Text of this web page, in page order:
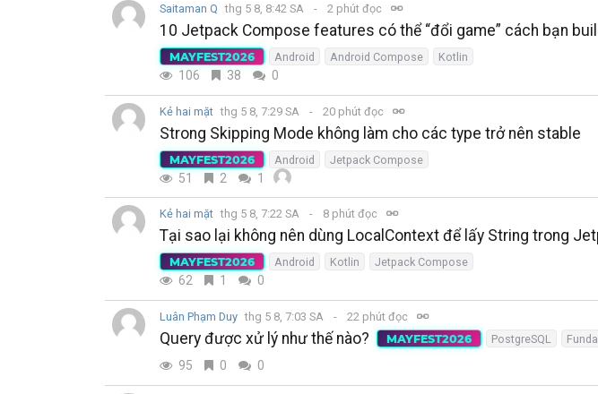
Saitaman Q thg 5 8, 8:42 SA 2 phút đọc
10 Jetpack Compose features có thể “đổi game” cách bạn
MAYFEST2026 Android Android Compose Kotlin
106 38 0
Kẻ hai mặt thg 5 8, 7:29 SA 20 phút đọc
Strong Skipping Mode không làm cho các type trở nên stable
MAYFEST2026 Android Jetpack Compose
51 2 1
Kẻ hai mặt thg 5 8, 7:22 SA 8 phút đọc
Tại sao lại không nên dùng LocalContext để lấy String trong
MAYFEST2026 Android Kotlin Jetpack Compose
62 1 0
Luân Phạm Duy thg 5 8, 7:03 SA 22 phút đọc
Query được xử lý như thế nào? MAYFEST2026 PostgreSQL
95 0 0